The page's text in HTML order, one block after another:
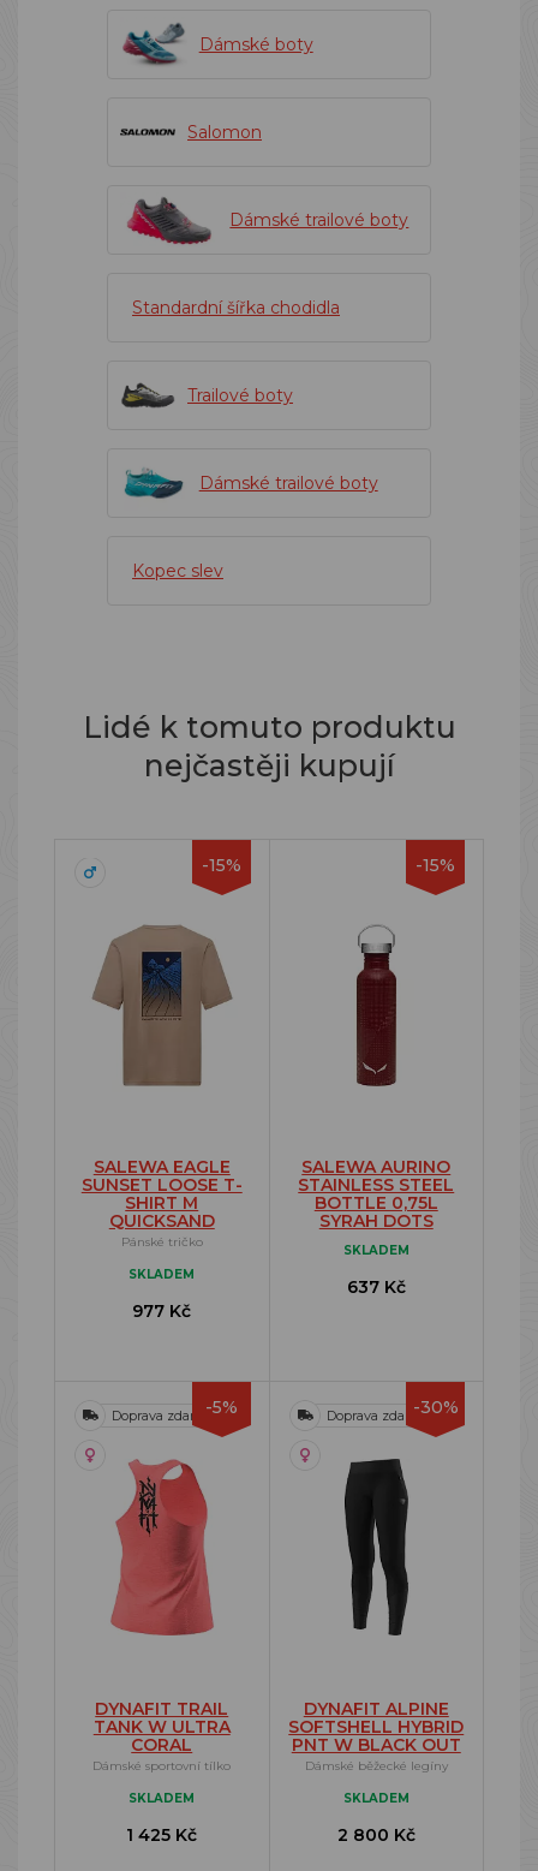
Dámské boty
Salomon
Dámské trailové boty
Standardní šířka chodidla
Trailové boty
Dámské trailové boty
Kopec slev
Lidé k tomuto produktu
nejčastěji kupují
-15%
SALEWA EAGLE
SUNSET LOOSE T-
SHIRT M
QUICKSAND
Pánské tričko
SKLADEM
977 Kč
-15%
SALEWA AURINO
STAINLESS STEEL
BOTTLE 0,75L
SYRAH DOTS
SKLADEM
637 Kč
-5%
Doprava zdarma
DYNAFIT TRAIL
TANK W ULTRA
CORAL
Dámské sportovní tílko
SKLADEM
1 425 Kč
-30%
Doprava zdarma
DYNAFIT ALPINE
SOFTSHELL HYBRID
PNT W BLACK OUT
Dámské běžecké legíny
SKLADEM
2 800 Kč